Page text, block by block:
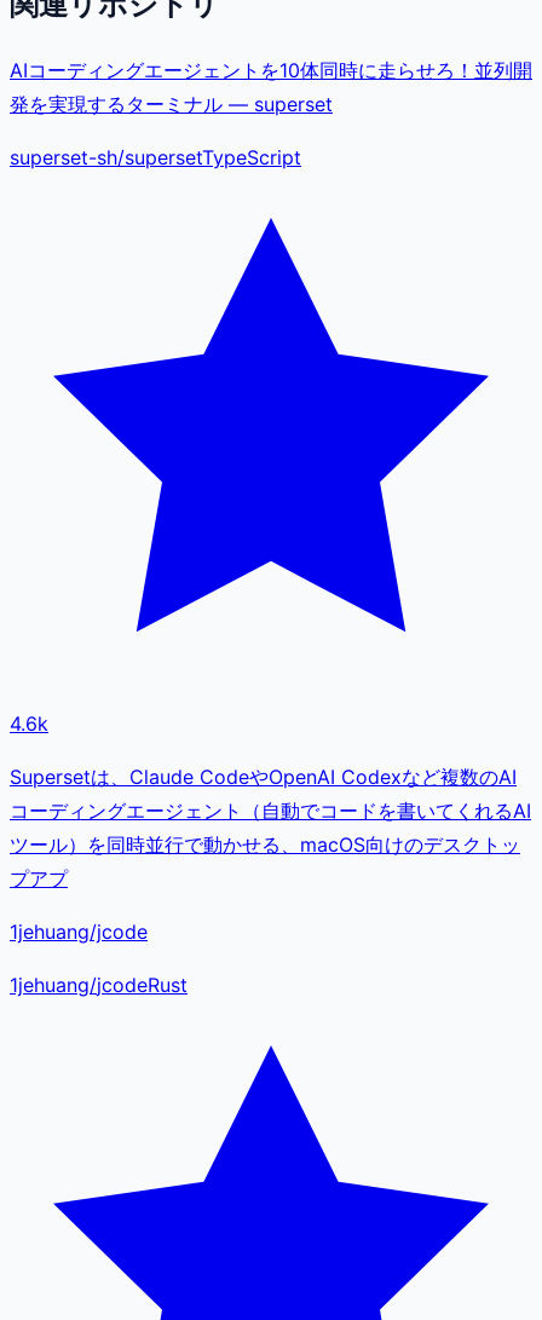
AIコーディングエージェントを10体同時に走らせろ！並列開
発を実現するターミナル — superset
superset-sh/supersetTypeScript
4.6k
Supersetは、Claude CodeやOpenAI Codexなど複数のAI
コーディングエージェント（自動でコードを書いてくれるAI
ツール）を同時並行で動かせる、macOS向けのデスクトッ
プアプ
1jehuang/jcode
1jehuang/jcodeRust